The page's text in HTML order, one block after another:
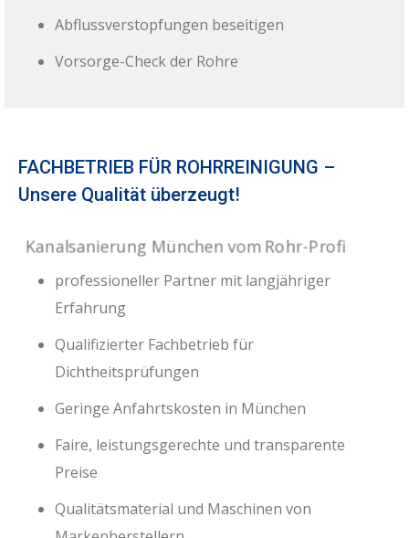
Abflussverstopfungen beseitigen
Vorsorge-Check der Rohre
FACHBETRIEB FÜR ROHRREINIGUNG –
Unsere Qualität überzeugt!
professioneller Partner mit langjähriger
Erfahrung
Qualifizierter Fachbetrieb für
Dichtheitsprüfungen
Geringe Anfahrtskosten in München
Faire, leistungsgerechte und transparente
Preise
Qualitätsmaterial und Maschinen von